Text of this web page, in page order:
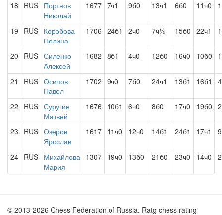
18 RUS Портнов
Николай
1677 7ч1 9б0 13ч1 6б0 11ч0
19 RUS Коробова
Полина
1706 24б1 2ч0 7ч½ 15б0 22ч1
20 RUS Силенко
Алексей
1682 8б1 4ч0 12б0 16ч0 10б0
21 RUS Осипов
Павел
1702 9ч0 7б0 24ч1 13б1 16б1
22 RUS Суругин
Матвей
1676 10б1 6ч0 8б0 17ч0 19б0
23 RUS Озеров
Ярослав
1617 11ч0 12ч0 14б1 24б1 17ч1
24 RUS Михайлова
Мария
1307 19ч0 13б0 21б0 23ч0 14ч0
© 2013-2026 Chess Federation of Russia. Ratg chess rating